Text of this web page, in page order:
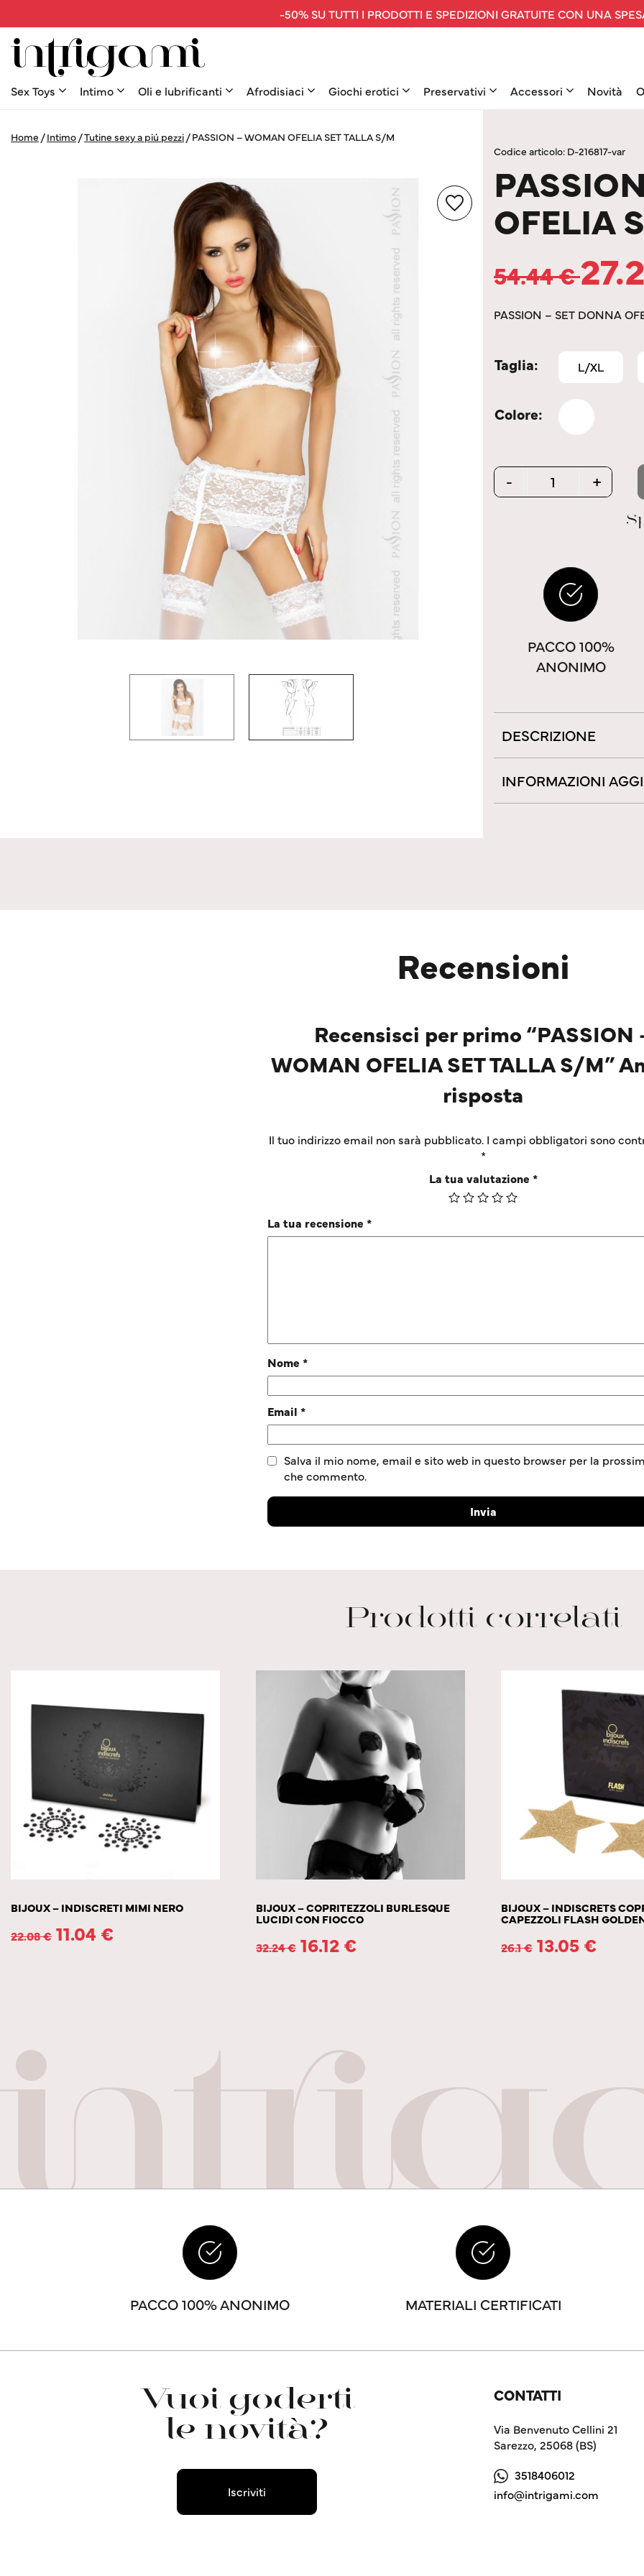
-50% SU TUTTI I PRODOTTI E SPEDIZIONI GRATUITE CON UNA
Sex Toys Intimo Oli e lubrificanti Afrodisiaci Giochi erotici Preservativi Accessori Novità
Home /Intimo /Tutine sexy a piú pezzi /PASSION – WOMAN OFELIA SET TALLA S/M
Codice articolo: D-216817-var
OFELIA
54.44€
PASSION – SET DONNA
Taglia L/XL
Colore
Quantity
- +
PACCO 100%
ANONIMO
DESCRIZIONE
INFORMAZIONI
Recensioni
Recensisci per primo “PASSION
WOMAN OFELIA SET TALLA S/M”
risposta
Il tuo indirizzo email non sarà pubblicato. I campi obbligatori sono
*
La tua valutazione *
La tua recensione *
Nome *
Email *
Salva il mio nome, email e sito web in questo browser per la
che commento.
Prodotti correlati
BIJOUX – INDISCRETI MIMI NERO
22.08€ 11.04 €
BIJOUX – COPRITEZZOLI BURLESQUE
LUCIDI CON FIOCCO
32.24€ 16.12 €
BIJOUX – INDISCRETS
CAPEZZOLI FLASH
26.1€ 13.05 €
PACCO 100% ANONIMO MATERIALI CERTIFICATI
Vuoi goderti
le novità?
Iscriviti
CONTATTI
Via Benvenuto Cellini 21
Sarezzo, 25068 (BS)
3518406012
info@intrigami.com